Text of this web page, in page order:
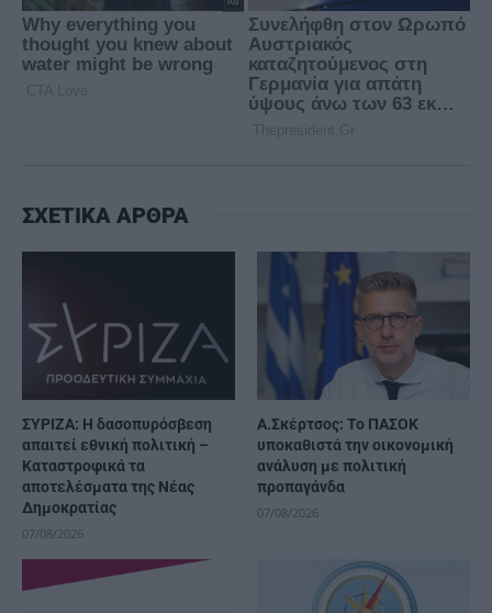
ΣΧΕΤΙΚΑ ΑΡΘΡΑ
ΣΥΡΙΖΑ: Η δασοπυρόσβεση
απαιτεί εθνική πολιτική –
Καταστροφικά τα
αποτελέσματα της Νέας
Δημοκρατίας
07/08/2026
Α.Σκέρτσος: Το ΠΑΣΟΚ
υποκαθιστά την οικονομική
ανάλυση με πολιτική
προπαγάνδα
07/08/2026